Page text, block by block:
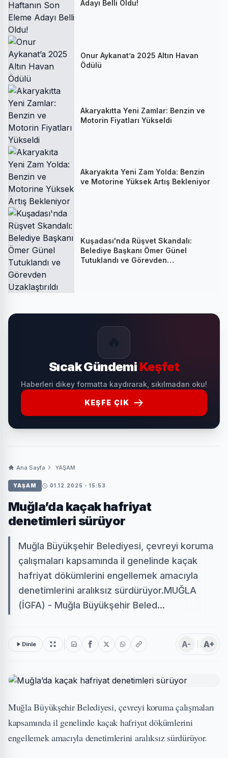
Adayı Belli Oldu!
Onur Aykanat’a 2025 Altın Havan
Ödülü
Akaryakıtta Yeni Zamlar: Benzin ve
Motorin Fiyatları Yükseldi
Akaryakıta Yeni Zam Yolda: Benzin
ve Motorine Yüksek Artış Bekleniyor
Kuşadası'nda Rüşvet Skandalı:
Belediye Başkanı Ömer Günel
Tutuklandı ve Görevden
Sıcak Gündemi Keşfet
Haberleri dikey formatta kaydırarak, sıkılmadan oku!
KEŞFE ÇIK
Ana Sayfa YAŞAM
YAŞAM 01.12.2025 - 15:53
Muğla’da kaçak hafriyat
denetimleri sürüyor
Muğla Büyükşehir Belediyesi, çevreyi koruma
çalışmaları kapsamında il genelinde kaçak
hafriyat dökümlerini engellemek amacıyla
denetimlerini aralıksız sürdürüyor.MUĞLA
(İGFA) - Muğla Büyükşehir Beled...
Dinle A- A+
Muğla Büyükşehir Belediyesi, çevreyi koruma çalışmaları
kapsamında il genelinde kaçak hafriyat dökümlerini
engellemek amacıyla denetimlerini aralıksız sürdürüyor.